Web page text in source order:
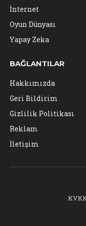
İnternet
Oyun Dünyası
Yapay Zeka
BAĞLANTILAR
Hakkımızda
Geri Bildirim
Gizlilik Politikası
Reklam
İletişim